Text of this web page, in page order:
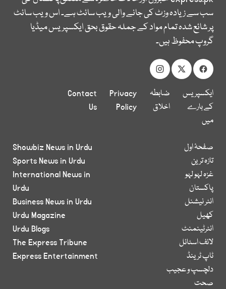
سب سے زیادہ وزٹ کی جانے والی ویب سائٹ ہے۔ اس ویب سائٹ
پر شائع شدہ تمام مواد کے جملہ حقوق بحق ایکسپریس میڈیا
گروپ محفوظ ہیں۔
ایکسپریس
کے بارے
میں
ضابطہ
اخلاق
Privacy
Policy
Contact
Us
صفحۂ اول
تازہ ترین
غزہ لہو لہو
پاکستان
انٹر نیشنل
کھیل
انٹرٹینمنٹ
لائف اسٹائل
ٹاپ ٹرینڈ
دلچسپ و عجیب
صحت
Showbiz News in Urdu
Sports News in Urdu
International News in
Urdu
Business News in Urdu
Urdu Magazine
Urdu Blogs
The Express Tribune
Express Entertainment